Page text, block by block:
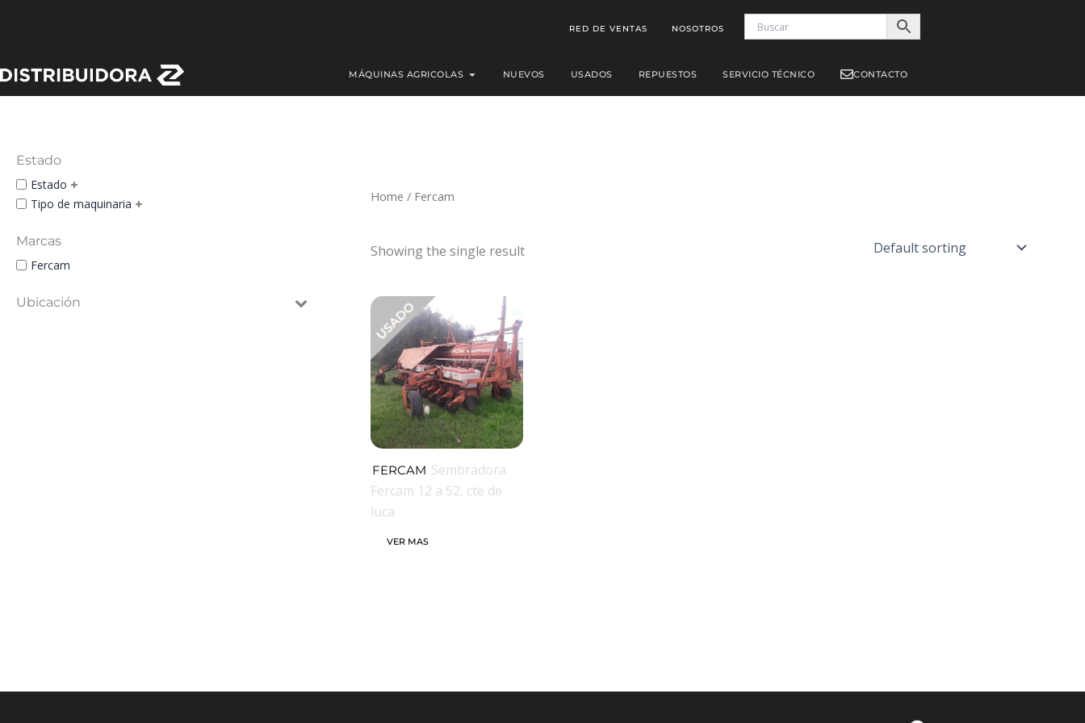
RED DE VENTAS NOSOTROS
MÁQUINAS AGRICOLAS Open MÁQUINAS AGRICOLAS
NUEVOS USADOS REPUESTOS SERVICIO TÉCNICO CONTACTO
Estado
Estado
Tipo de maquinaria
Marcas
Fercam
Ubicación
Home / Fercam
Showing the single result
FERCAM Sembradora
Fercam 12 a 52, cte de
luca
VER MAS